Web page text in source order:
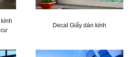
Decal Giấy dán kính